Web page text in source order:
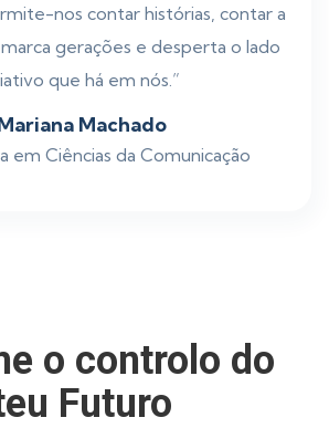
nos contar histórias, contar a
gerações e desperta o lado
que há em nós.”
Machado
em Ciências da Comunicação
o controlo do
Futuro